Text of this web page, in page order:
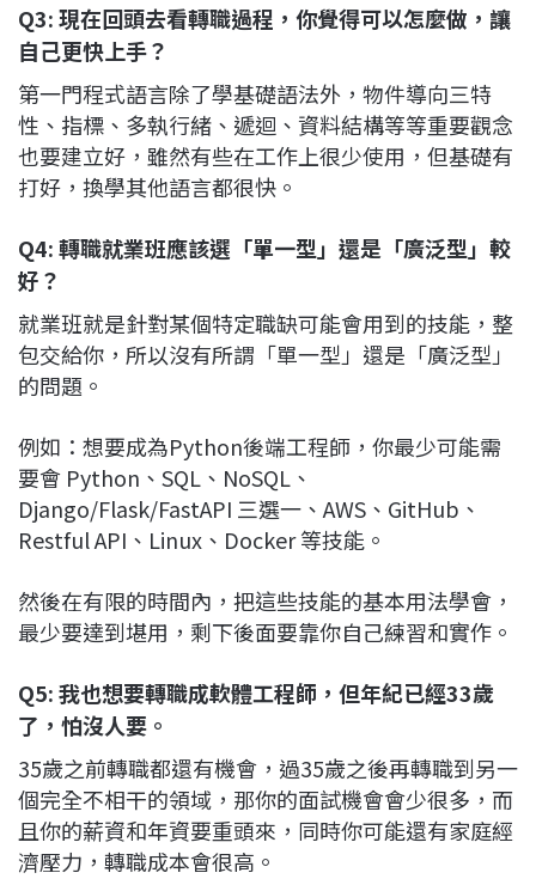
Q3: 現在回頭去看轉職過程，你覺得可以怎麼做，讓
自己更快上手？
第一門程式語言除了學基礎語法外，物件導向三特
性、指標、多執行緒、遞迴、資料結構等等重要觀念
也要建立好，雖然有些在工作上很少使用，但基礎有
打好，換學其他語言都很快。
Q4: 轉職就業班應該選「單一型」還是「廣泛型」較
好？
就業班就是針對某個特定職缺可能會用到的技能，整
包交給你，所以沒有所謂「單一型」還是「廣泛型」
的問題。
例如：想要成為Python後端工程師，你最少可能需
要會 Python、SQL、NoSQL、
Django/Flask/FastAPI 三選一、AWS、GitHub、
Restful API、Linux、Docker 等技能。
然後在有限的時間內，把這些技能的基本用法學會，
最少要達到堪用，剩下後面要靠你自己練習和實作。
Q5: 我也想要轉職成軟體工程師，但年紀已經33歲
了，怕沒人要。
35歲之前轉職都還有機會，過35歲之後再轉職到另一
個完全不相干的領域，那你的面試機會會少很多，而
且你的薪資和年資要重頭來，同時你可能還有家庭經
濟壓力，轉職成本會很高。